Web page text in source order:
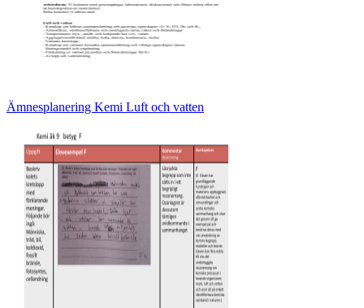
Ämnesplanering Kemi Luft och vatten